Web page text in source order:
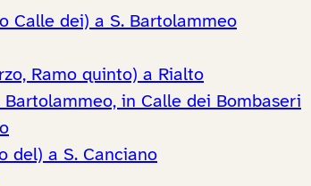
Calle dei) a S. Bartolammeo
Ramo quinto) a Rialto
in Calle dei Bombaseri
del) a S. Canciano